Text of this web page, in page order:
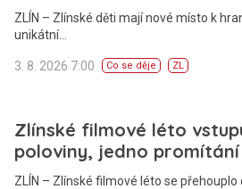
ZLÍN – Zlínské děti mají nové místo k
unikátní…
3. 8. 2026 7:00 Co se děje ZL
Zlínské filmové léto
poloviny, jedno promítání
ZLÍN – Zlínské filmové léto se přehouplo